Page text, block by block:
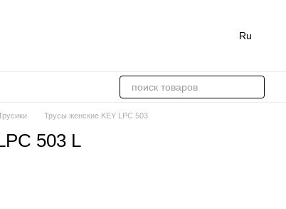
Ru
Трусы женские KEY LPC 503
503 L